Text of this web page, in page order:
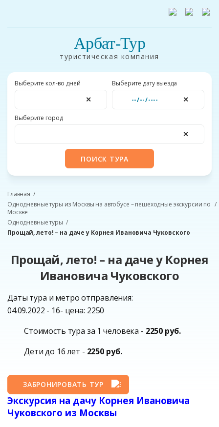
Арбат-Тур
туристическая компания
Выберите кол-во дней
✕
Выберите дату выезда
✕
Выберите город
✕
ПОИСК ТУРА
Главная
Однодневные туры из Москвы на автобусе – пешеходные экскурсии по
Москве
Однодневные туры
Прощай, лето! – на даче у Корнея Ивановича Чуковского
Прощай, лето! – на даче у Корнея
Ивановича Чуковского
Даты тура и метро отправления:
04.09.2022 - 16- цена: 2250
Стоимость тура за 1 человека - 2250 руб.
Дети до 16 лет - 2250 руб.
ЗАБРОНИРОВАТЬ ТУР
Экскурсия на дачу Корнея Ивановича
Чуковского из Москвы